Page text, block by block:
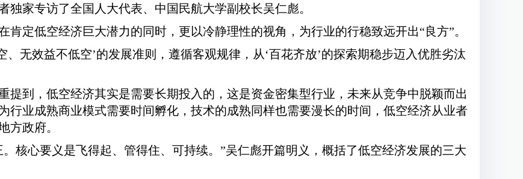
独家专访了全国人大代表、中国民航大学副校长吴仁彪。
定低空经济巨大潜力的同时，更以冷静理性的视角，为行业的行稳致远开出“良方”。
、无效益不低空’的发展准则，遵循客观规律，从‘百花齐放’的探索期稳步迈入优胜劣汰
提到，低空经济其实是需要长期投入的，这是资金密集型行业，未来从竞争中脱颖而出
行业成熟商业模式需要时间孵化，技术的成熟同样也需要漫长的时间，低空经济从业者
方政府。
核心要义是飞得起、管得住、可持续。”吴仁彪开篇明义，概括了低空经济发展的三大